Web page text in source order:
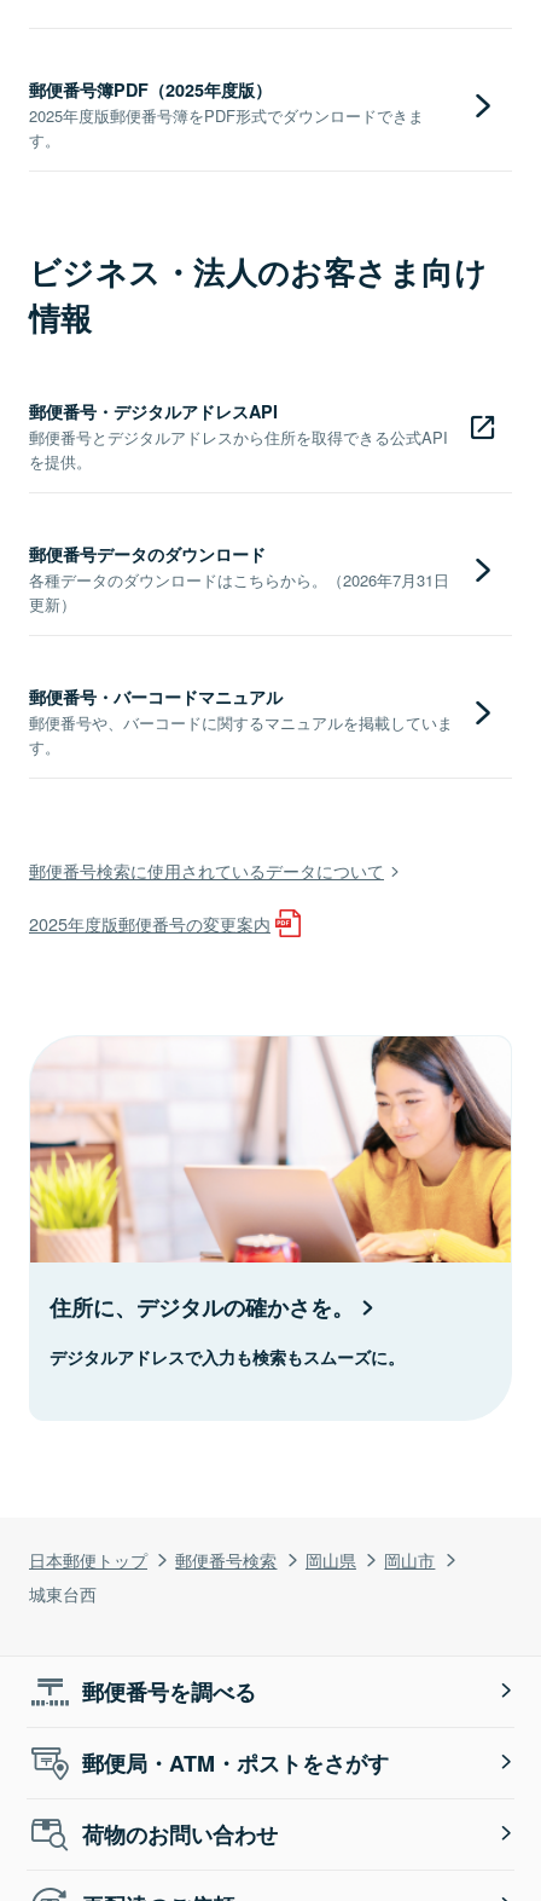
日本郵便トップ 郵便番号検索 岡山県
岡山市
城東台西
郵便番号簿PDF（2025年度版）
2025年度版郵便番号簿をPDF形式でダウンロードできま
す。
ビジネス・法人のお客さま向け
情報
郵便番号・デジタルアドレスAPI
郵便番号とデジタルアドレスから住所を取得できる公式API
を提供。
郵便番号データのダウンロード
各種データのダウンロードはこちらから。（2026年7月31日
更新）
郵便番号・バーコードマニュアル
郵便番号や、バーコードに関するマニュアルを掲載していま
す。
郵便番号検索に使用されているデータについて
2025年度版郵便番号の変更案内
住所に、デジタルの確かさを。
デジタルアドレスで入力も検索もスムーズに。
郵便番号を調べる
郵便局・ATM・ポストをさがす
荷物のお問い合わせ